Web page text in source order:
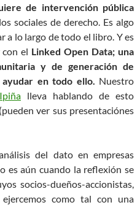
de intervención pública
sociales de derecho. Es algo
a lo largo de todo el libro. Y es
el Linked Open Data; una
y de generación de
en todo ello. Nuestro
lleva hablando de esto
ver sus presentaciónes
del dato en empresas
es aún cuando la reflexión se
socios-dueños-accionistas,
como tal con una